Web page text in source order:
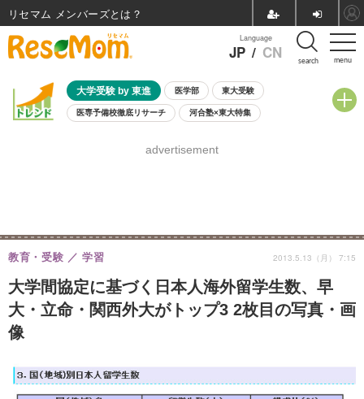
menu
Language
JP / CN search
大学受験 by 東進 医学部 東大受験
医専予備校徹底リサーチ 河合塾×東大特集
8月開催学校説明会・相談会
advertisement
大学間協定に基づく日本人海外留学生数、早
大・立命・関西外大がトップ3 2枚目の写真・画
像
教育・受験 学習 2013.5.13（月） 7:15
リセマム メンバーズ